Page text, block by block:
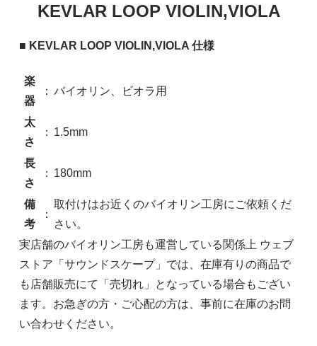
KEVLAR LOOP VIOLIN,VIOLA
■ KEVLAR LOOP VIOLIN,VIOLA 仕様
楽
器
： バイオリン、ビオラ用
太
さ
： 1.5mm
長
さ
： 180mm
備
考
：
取付けはお近くのバイオリン工房にご依頼くだ
さい。
実店舗のバイオリン工房も運営している関係上 ウェブ
ストア「サウンドスケープ」では、在庫有りの商品で
も店舗販売にて「売切れ」となっている場合もござい
ます。お急ぎの方・ご心配の方は、事前に在庫のお問
い合わせください。